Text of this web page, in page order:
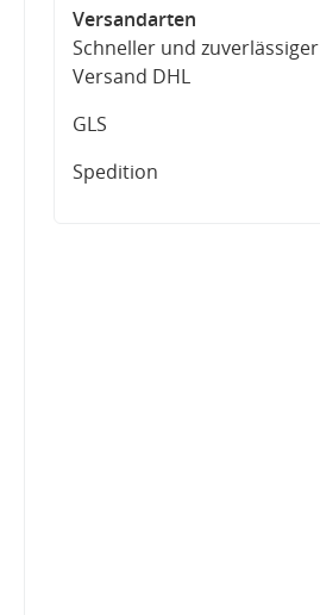
Versandarten
Schneller und zuverlässiger
Versand DHL
GLS
Spedition